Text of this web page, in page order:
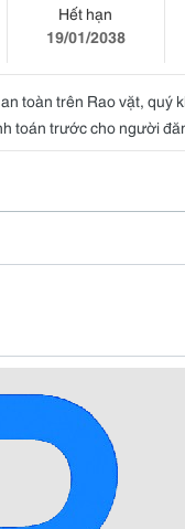
Hết hạn
19/01/2038
toàn trên Rao vặt, quý
toán trước cho người